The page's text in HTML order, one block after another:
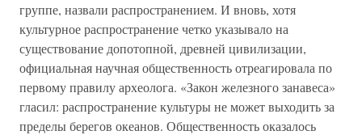
группе, назвали распространением. И вновь, хотя
культурное распространение четко указывало на
существование допотопной, древней цивилизации,
официальная научная общественность отреагировала по
первому правилу археолога. «Закон железного занавеса»
гласил: распространение культуры не может выходить за
пределы берегов океанов. Общественность оказалось